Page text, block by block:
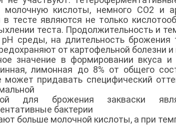
молочную кислоты, немного СО2 и
в тесте являются не только
теста. Продолжительность и
среды, на длительность брожения
от картофельной болезни и
значение в формировании вкуса
лимонная до 8% от общего
может придавать специфический
для брожения закваски
бактерии
больше молочной кислоты, а при